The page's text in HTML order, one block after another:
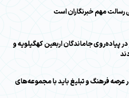
مهم خبرنگاران است
هزار نفر در پیاده‌روی جاماندگان اربعین کهگیلویه و
عرصه فرهنگ و تبلیغ باید با مجموعه‌های